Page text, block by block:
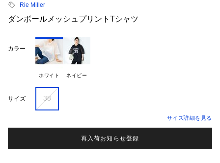
Rie Miller
ダンボールメッシュプリントTシャツ
カラー
ホワイト ネイビー
サイズ 38
サイズ詳細を見る
再入荷お知らせ登録